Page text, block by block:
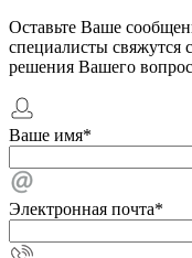
Оставьте Ваше
специалисты свяжутся
решения Вашего
Ваше имя*
Электронная почта*